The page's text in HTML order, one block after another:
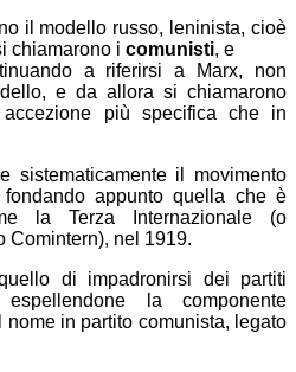
il modello russo, leninista, cioè
chiamarono i comunisti, e
a riferirsi a Marx, non
e da allora si chiamarono
più specifica che in
sistematicamente il movimento
fondando appunto quella che è
la Terza Internazionale (o
Comintern), nel 1919.
di impadronirsi dei partiti
la componente
in partito comunista, legato